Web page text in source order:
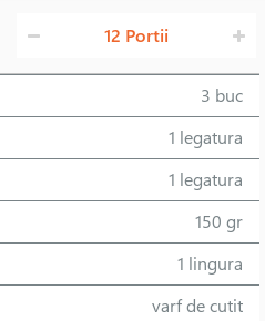
12 Portii
3 buc
1 legatura
1 legatura
150 gr
1 lingura
varf de cutit